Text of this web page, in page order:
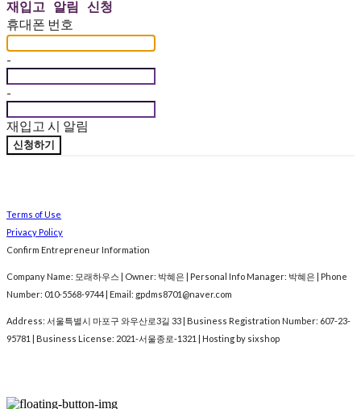
재입고 알림 신청
휴대폰 번호
-
-
재입고 시 알림
신청하기
Terms of Use
Privacy Policy
Confirm Entrepreneur Information
Company Name: 모래하우스 | Owner: 박혜은 | Personal Info Manager: 박혜은 | Phone
Number: 010-5568-9744 | Email: gpdms8701@naver.com
Address: 서울특별시 마포구 와우산로3길 33 | Business Registration Number: 607-23-
95781
| Business License: 2021-서울종로-1321 | Hosting by sixshop